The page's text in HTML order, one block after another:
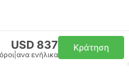
USD 837
ανα ενήλικα
Κράτηση